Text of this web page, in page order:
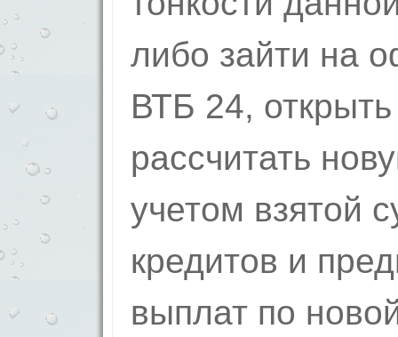
либо зайти на
ВТБ 24,
рассчитать
учетом взятой
кредитов и
выплат по